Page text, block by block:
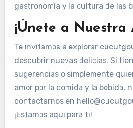
gastronomía y la cultura de las
¡Únete a Nuestra
Te invitamos a explorar
descubrir nuevas delicias. Si
sugerencias o simplemente
amor por la comida y la bebida,
contactarnos en
¡Estamos aquí para ti!